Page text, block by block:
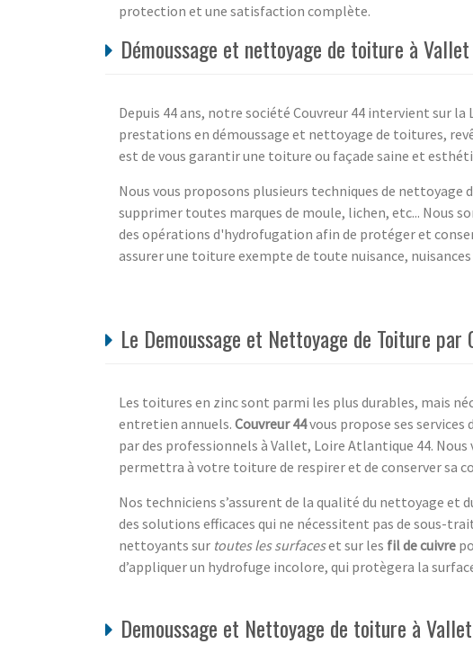
protection et une satisfaction complète.
Démoussage et nettoyage de toiture à Vallet
Depuis 44 ans, notre société Couvreur 44 intervient sur
prestations en démoussage et nettoyage de toitures,
est de vous garantir une toiture ou façade saine et
Nous vous proposons plusieurs techniques de
supprimer toutes marques de moule, lichen, etc... Nous
des opérations d'hydrofugation afin de protéger et
assurer une toiture exempte de toute nuisance,
Le Demoussage et Nettoyage de Toiture
Les toitures en zinc sont parmi les plus durables, mais
entretien annuels. Couvreur 44vous propose ses services
par des professionnels à Vallet, Loire Atlantique 44.
permettra à votre toiture de respirer et de conserver sa
Nos techniciens s’assurent de la qualité du nettoyage
des solutions efficaces qui ne nécessitent pas de sous-
nettoyants sur toutes les surfaceset sur les fil de cuivre
d’appliquer un hydrofuge incolore, qui protègera la
Demoussage et Nettoyage de toiture à